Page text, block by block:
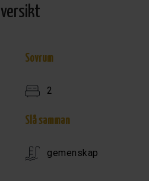
Sovrum
2
Slå samman
gemenskap